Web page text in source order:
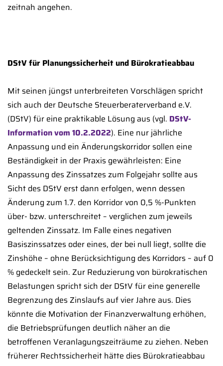
zeitnah angehen.
DStV für Planungssicherheit und Bürokratieabbau
Mit seinen jüngst unterbreiteten Vorschlägen spricht
sich auch der Deutsche Steuerberaterverband e.V.
(DStV) für eine praktikable Lösung aus (vgl. DStV-
Information vom 10.2.2022). Eine nur jährliche
Anpassung und ein Änderungskorridor sollen eine
Beständigkeit in der Praxis gewährleisten: Eine
Anpassung des Zinssatzes zum Folgejahr sollte aus
Sicht des DStV erst dann erfolgen, wenn dessen
Änderung zum 1.7. den Korridor von 0,5 %-Punkten
über- bzw. unterschreitet – verglichen zum jeweils
geltenden Zinssatz. Im Falle eines negativen
Basiszinssatzes oder eines, der bei null liegt, sollte die
Zinshöhe – ohne Berücksichtigung des Korridors – auf 0
% gedeckelt sein. Zur Reduzierung von bürokratischen
Belastungen spricht sich der DStV für eine generelle
Begrenzung des Zinslaufs auf vier Jahre aus. Dies
könnte die Motivation der Finanzverwaltung erhöhen,
die Betriebsprüfungen deutlich näher an die
betroffenen Veranlagungszeiträume zu ziehen. Neben
früherer Rechtssicherheit hätte dies Bürokratieabbau